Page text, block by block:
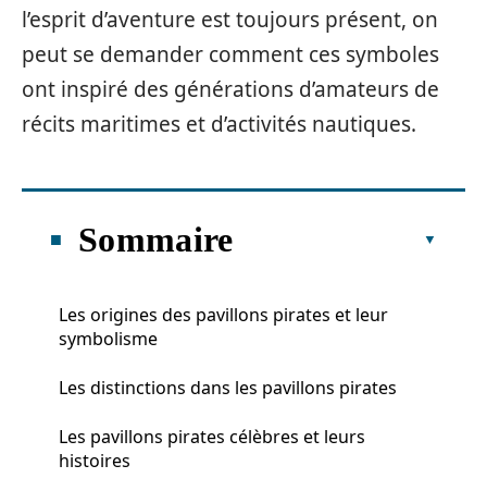
l’esprit d’aventure est toujours présent, on
peut se demander comment ces symboles
ont inspiré des générations d’amateurs de
récits maritimes et d’activités nautiques.
Sommaire
Les origines des pavillons pirates et leur
symbolisme
Les distinctions dans les pavillons pirates
Les pavillons pirates célèbres et leurs
histoires